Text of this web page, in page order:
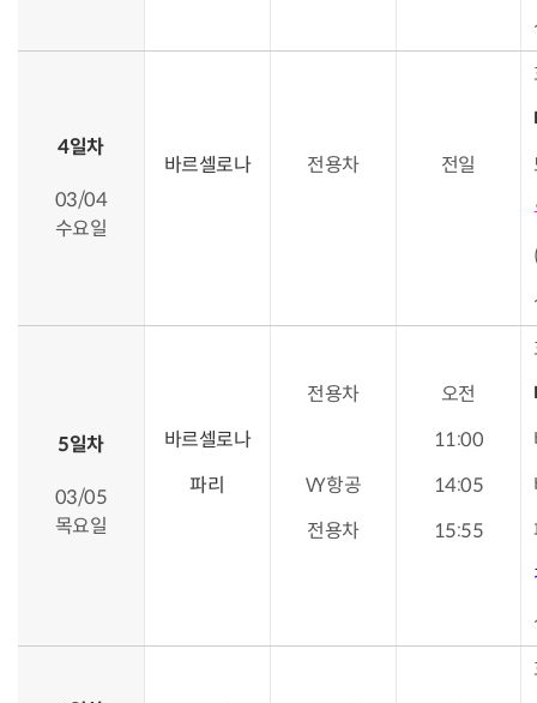
4일차
03/04
수요일
바르셀로나
전용차 전일
5일차
03/05
목요일
전용차
오전
바르셀로나
11:00
파리
VY항공 14:05
전용차
15:55